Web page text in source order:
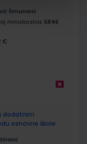
Šimunović
ministarstva: 6846
€
dodatnim
osnovne škole